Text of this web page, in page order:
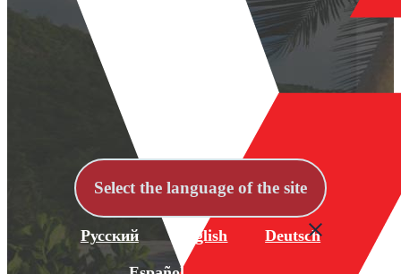
Select the language of the site
Русский English Deutsch